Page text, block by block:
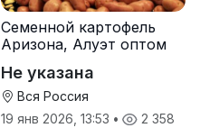
Семенной картофель
Аризона, Алуэт оптом
Не указана
Вся Россия
19 янв 2026, 13:53 • 2 358